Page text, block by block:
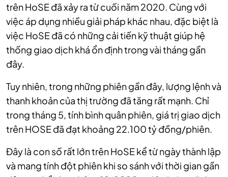
trên HoSE đã xảy ra từ cuối năm 2020. Cùng với
việc áp dụng nhiều giải pháp khác nhau, đặc biệt là
việc HoSE đã có những cải tiến kỹ thuật giúp hệ
thống giao dịch khá ổn định trong vài tháng gần
đây.
Tuy nhiên, trong những phiên gần đây, lượng lệnh và
thanh khoản của thị trường đã tăng rất mạnh. Chỉ
trong tháng 5, tính bình quân phiên, giá trị giao dịch
trên HOSE đã đạt khoảng 22.100 tỷ đồng/phiên.
Đây là con số rất lớn trên HoSE kể từ ngày thành lập
và mang tính đột phiên khi so sánh với thời gian gần